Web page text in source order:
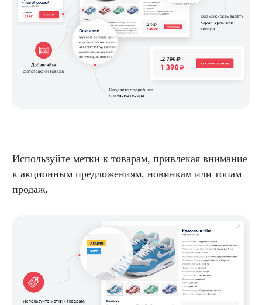
Используйте метки к товарам, привлекая внимание
к акционным предложениям, новинкам или топам
продаж.